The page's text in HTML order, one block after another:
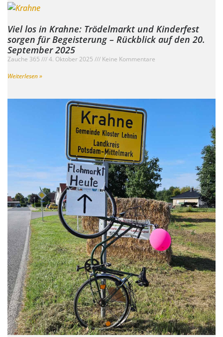
Viel los in Krahne: Trödelmarkt und Kinderfest
sorgen für Begeisterung – Rückblick auf den 20.
September 2025
Zauche 365 4. Oktober 2025
Keine Kommentare
Weiterlesen »